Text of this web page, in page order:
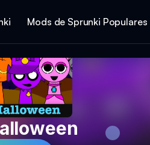
Mods de Sprunki Populares